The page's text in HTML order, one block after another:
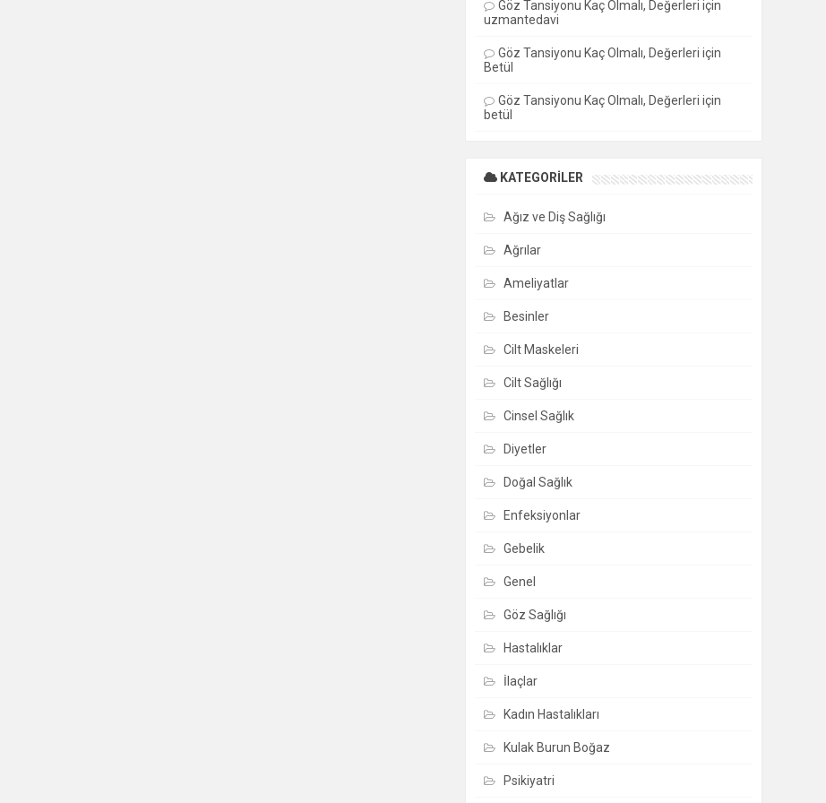
Göz Tansiyonu Kaç Olmalı, Değerleri için
uzmantedavi
Göz Tansiyonu Kaç Olmalı, Değerleri için
Betül
Göz Tansiyonu Kaç Olmalı, Değerleri için
betül
KATEGORILER
Ağız ve Diş Sağlığı
Ağrılar
Ameliyatlar
Besinler
Cilt Maskeleri
Cilt Sağlığı
Cinsel Sağlık
Diyetler
Doğal Sağlık
Enfeksiyonlar
Gebelik
Genel
Göz Sağlığı
Hastalıklar
İlaçlar
Kadın Hastalıkları
Kulak Burun Boğaz
Psikiyatri